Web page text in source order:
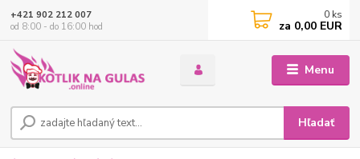
Menu
Hľadať
+421 902 212 007
od 8:00 - do 16:00 hod
0 ks
za 0,00 EUR